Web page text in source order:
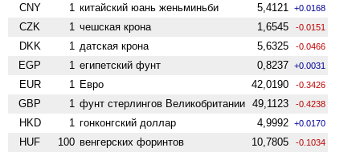
CNY 1 китайский юань женьминьби 5,4121 +0.0168
CZK 1 чешская крона 1,6545 -0.0151
DKK 1 датская крона 5,6325 -0.0466
EGP 1 египетский фунт 0,8237 +0.0031
EUR 1 Евро 42,0190 -0.3426
GBP 1 фунт стерлингов Велико­британии 49,1123 -0.4238
HKD 1 гонконгский доллар 4,9992 +0.0170
HUF 100 венгерских форинтов 10,7805 -0.1034